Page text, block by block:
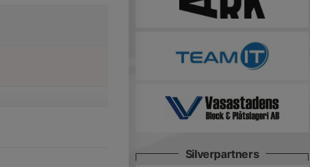
Silverpartners